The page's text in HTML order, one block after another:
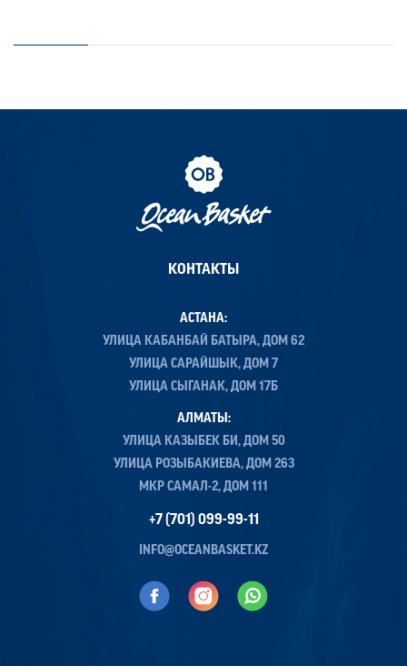
КОНТАКТЫ
АСТАНА:
УЛИЦА КАБАНБАЙ БАТЫРА, ДОМ 62
УЛИЦА САРАЙШЫК, ДОМ 7
УЛИЦА СЫГАНАК, ДОМ 17Б
АЛМАТЫ:
УЛИЦА КАЗЫБЕК БИ, ДОМ 50
УЛИЦА РОЗЫБАКИЕВА, ДОМ 263
МКР САМАЛ-2, ДОМ 111
+7 (701) 099-99-11
INFO@OCEANBASKET.KZ